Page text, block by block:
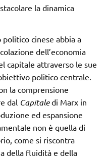
la dinamica
cinese abbia a
dell’economia
capitale attraverso le sue
politico centrale.
la comprensione
dal Capitaledi Marx in
ed espansione
non è quella di
come si riscontra
della fluidità e della